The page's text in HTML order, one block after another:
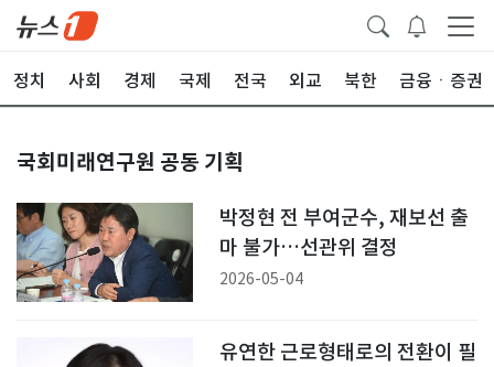
정치 사회 경제 국제 전국 외교 북한 금융ㆍ증권
국회미래연구원 공동 기획
박정현 전 부여군수, 재보선 출
마 불가…선관위 결정
2026-05-04
유연한 근로형태로의 전환이 필